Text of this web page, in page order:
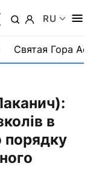
RU
Святая Гора
в
порядку